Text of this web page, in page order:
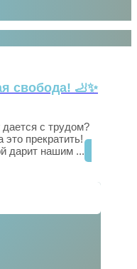
свобода! 🦶✨
с трудом?
прекратить!
дарит нашим ...